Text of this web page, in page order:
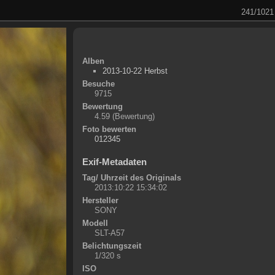
241/1021
Alben
2013-10-22 Herbst
Besuche
9715
Bewertung
4.59 (Bewertung)
Foto bewerten
Exif-Metadaten
Tag/ Uhrzeit des Originals
2013:10:22 15:34:02
Hersteller
SONY
Modell
SLT-A57
Belichtungszeit
1/320 s
ISO